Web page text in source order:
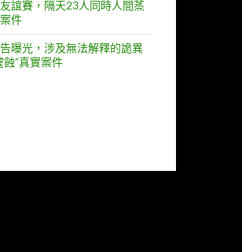
誼賽，隔天23人同時人間蒸
件
曝光，涉及無法解釋的詭異
蝕”真實案件